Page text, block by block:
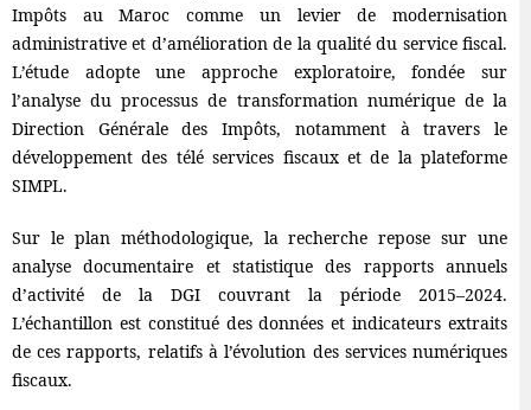
Impôts au Maroc comme un levier de modernisation
administrative et d’amélioration de la qualité du service fiscal.
L’étude adopte une approche exploratoire, fondée sur
l’analyse du processus de transformation numérique de la
Direction Générale des Impôts, notamment à travers le
développement des télé services fiscaux et de la plateforme
SIMPL.
Sur le plan méthodologique, la recherche repose sur une
analyse documentaire et statistique des rapports annuels
d’activité de la DGI couvrant la période 2015–2024.
L’échantillon est constitué des données et indicateurs extraits
de ces rapports, relatifs à l’évolution des services numériques
fiscaux.